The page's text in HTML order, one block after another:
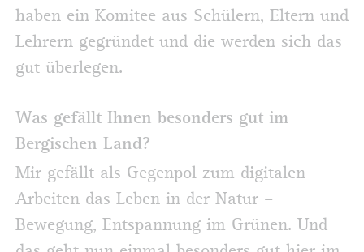
haben ein Komitee aus Schülern, Eltern und
Lehrern gegründet und die werden sich das
gut überlegen.
Was gefällt Ihnen besonders gut im
Bergischen Land?
Mir gefällt als Gegenpol zum digitalen
Arbeiten das Leben in der Natur –
Bewegung, Entspannung im Grünen. Und